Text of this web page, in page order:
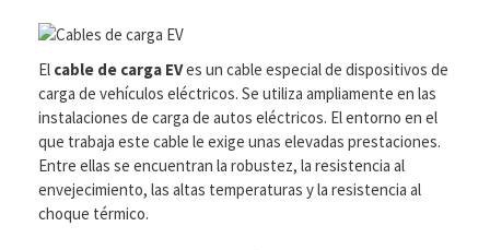
El cable de carga EVes un cable especial de dispositivos de
carga de vehículos eléctricos. Se utiliza ampliamente en las
instalaciones de carga de autos eléctricos. El entorno en el
que trabaja este cable le exige unas elevadas prestaciones.
Entre ellas se encuentran la robustez, la resistencia al
envejecimiento, las altas temperaturas y la resistencia al
choque térmico.